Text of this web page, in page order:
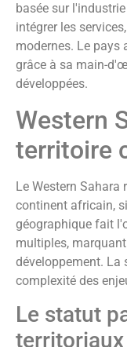
basée sur
intégrer les
modernes. Le pays
grâce à sa main-
développées.
Western
territoire
Le Western Sahara
continent africain,
géographique fait
multiples,
développement. La
complexité des
Le statut
territoriaux